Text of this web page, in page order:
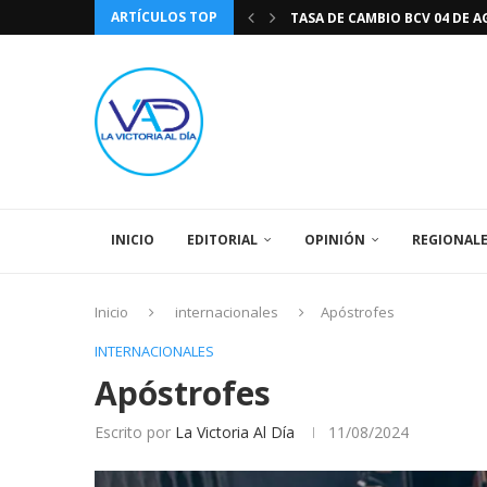
ARTÍCULOS TOP
DIA DE LA BANDERA
INICIO EDITORIAL OPINIÓN
Inicio internacionales
Apóstrofes
INTERNACIONALES
Apóstrofes
Escrito por La Victoria Al Día 11/08/2024